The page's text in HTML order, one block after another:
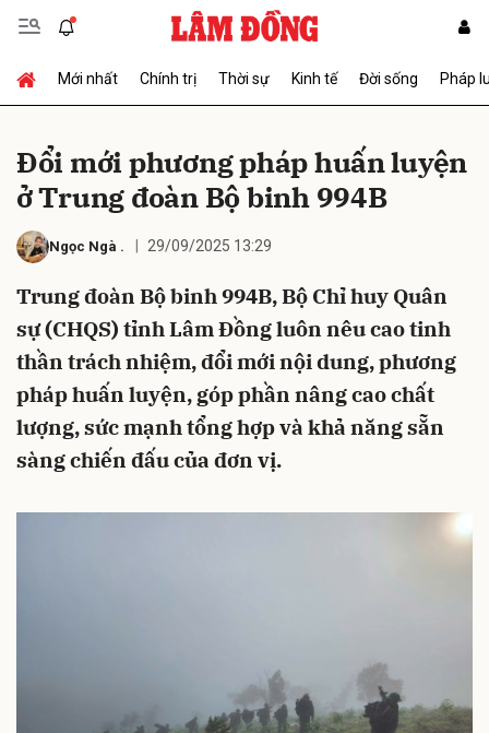
Mới nhất Chính trị Thời sự Kinh tế Đời sống Pháp
Ðổi mới phương pháp huấn luyện
ở Trung đoàn Bộ binh 994B
Ngọc Ngà . 29/09/2025 13:29
Trung đoàn Bộ binh 994B, Bộ Chỉ huy Quân
sự (CHQS) tỉnh Lâm Đồng luôn nêu cao tinh
thần trách nhiệm, đổi mới nội dung, phương
pháp huấn luyện, góp phần nâng cao chất
lượng, sức mạnh tổng hợp và khả năng sẵn
sàng chiến đấu của đơn vị.
Gửi bình luận
Hủy Gửi